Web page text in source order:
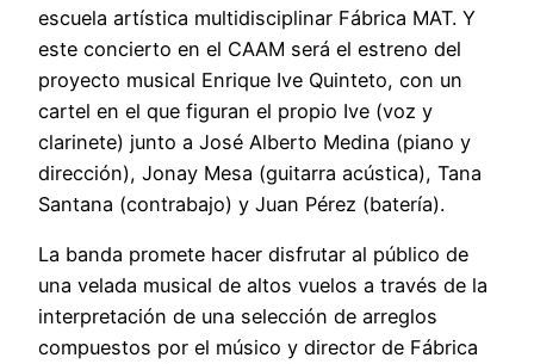
escuela artística multidisciplinar Fábrica MAT. Y
este concierto en el CAAM será el estreno del
proyecto musical Enrique Ive Quinteto, con un
cartel en el que figuran el propio Ive (voz y
clarinete) junto a José Alberto Medina (piano y
dirección), Jonay Mesa (guitarra acústica), Tana
Santana (contrabajo) y Juan Pérez (batería).
La banda promete hacer disfrutar al público de
una velada musical de altos vuelos a través de la
interpretación de una selección de arreglos
compuestos por el músico y director de Fábrica